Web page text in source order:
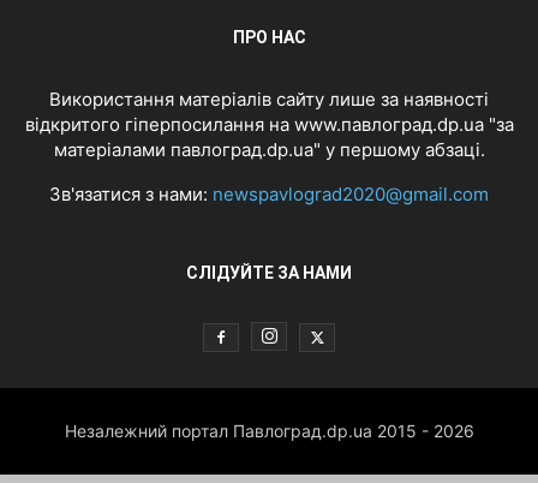
ПРО НАС
Використання матеріалів сайту лише за наявності
відкритого гіперпосилання на www.павлоград.dp.ua "за
матеріалами павлоград.dp.ua" у першому абзаці.
Зв'язатися з нами: newspavlograd2020@gmail.com
СЛІДУЙТЕ ЗА НАМИ
Незалежний портал Павлоград.dp.ua 2015 - 2026